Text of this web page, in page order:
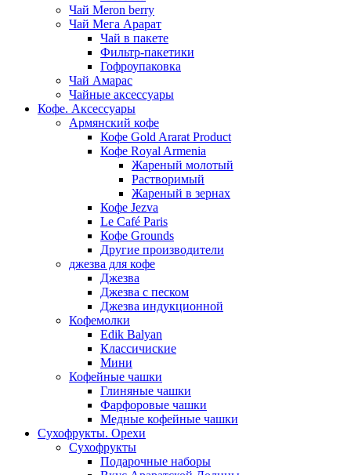
Чай Meron berry
Чай Мега Арарат
Чай в пакете
Фильтр-пакетики
Гофроупаковка
Чай Амарас
Чайные аксессуары
Кофе. Аксессуары
Армянский кофе
Кофе Gold Ararat Product
Кофе Royal Armenia
Жареный молотый
Растворимый
Жареный в зернах
Кофе Jezva
Le Café Paris
Кофе Grounds
Другие производители
джезва для кофе
Джезва
Джезва с песком
Джезва индукционной
Кофемолки
Edik Balyan
Классичиские
Мини
Кофейные чашки
Глиняные чашки
Фарфоровые чашки
Медные кофейные чашки
Сухофрукты. Орехи
Сухофрукты
Подарочные наборы